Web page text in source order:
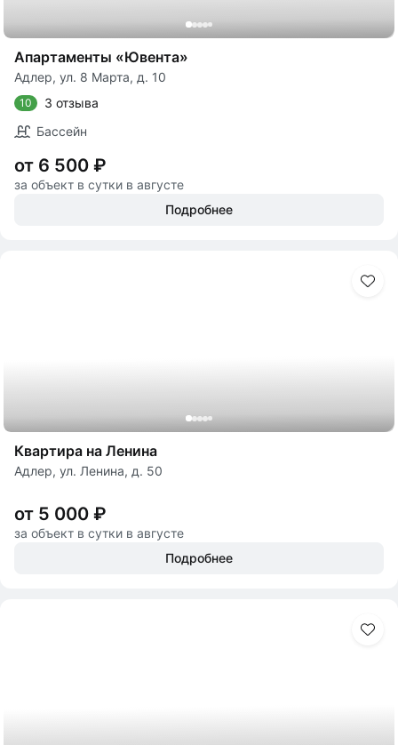
Апартаменты «Ювента»
Адлер, ул. 8 Марта, д. 10
10
3 отзыва
Бассейн
от 6 500 ₽
за объект в сутки в августе
Подробнее
Квартира на Ленина
Адлер, ул. Ленина, д. 50
от 5 000 ₽
за объект в сутки в августе
Подробнее